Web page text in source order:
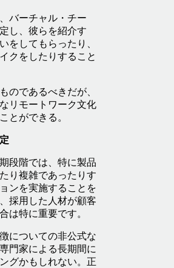
バーチャル・チー
し、彼らを紹介す
をしてもらったり、
クをしたりすること
のであるべきだが、
リモートワーク文化
とができる。
段階では、特に製品
り複雑であったりす
ンを実施することを
採用した人材が顧客
は特に重要です。
についての非公式な
門家による長期間に
グかもしれない。正